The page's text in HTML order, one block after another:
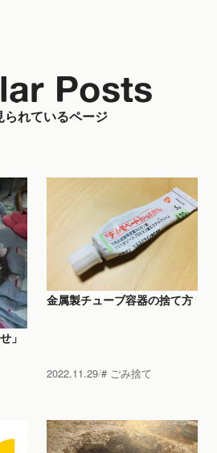
られているページ
Posts
」
金属製チューブ容器の捨て方
2022.11.29 ごみ捨て